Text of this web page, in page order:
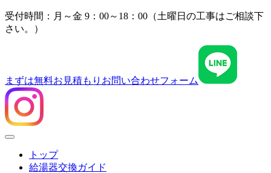
受付時間：月～金 9：00～18：00（土曜日の工事はご相談下
さい。）
まずは無料お見積もり お問い合わせフォーム
Menu
トップ
給湯器交換ガイド